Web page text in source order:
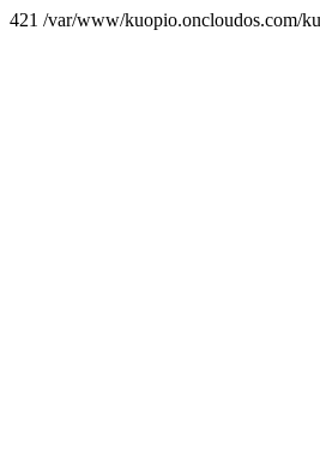
421 /var/www/kuopio.oncloudos.com/